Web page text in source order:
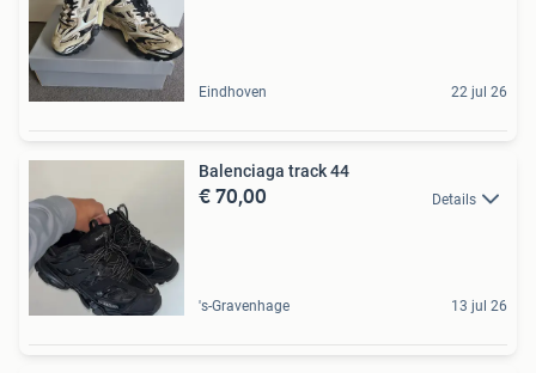
Eindhoven 22 jul 26
Balenciaga track 44
€ 70,00 Details
's-Gravenhage 13 jul 26